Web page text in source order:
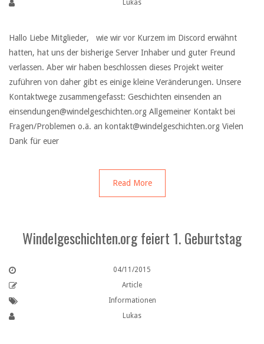
Lukas
Hallo Liebe Mitglieder, wie wir vor Kurzem im Discord erwähnt
hatten, hat uns der bisherige Server Inhaber und guter Freund
verlassen. Aber wir haben beschlossen dieses Projekt weiter
zuführen von daher gibt es einige kleine Veränderungen. Unsere
Kontaktwege zusammengefasst: Geschichten einsenden an
einsendungen@windelgeschichten.org Allgemeiner Kontakt bei
Fragen/Problemen o.ä. an kontakt@windelgeschichten.org Vielen
Dank für euer
Read More
Windelgeschichten.org feiert 1. Geburtstag
04/11/2015
Article
Informationen
Lukas